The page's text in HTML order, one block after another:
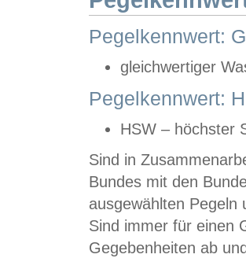
Pegelkennwert:
gleichwertiger
Pegelkennwert:
HSW – höchster
Sind in
Bundes mit den
ausgewählten
Sind immer für einen
Gegebenheiten ab